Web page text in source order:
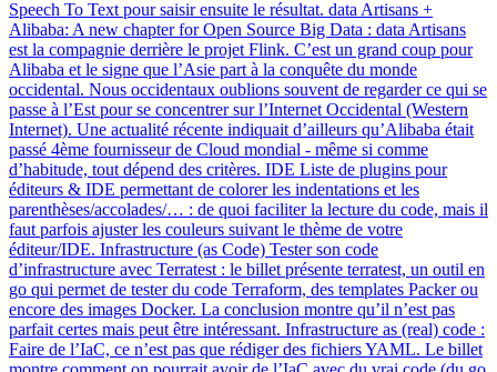
Speech To Text pour saisir ensuite le résultat. data Artisans +
Alibaba: A new chapter for Open Source Big Data : data Artisans
est la compagnie derrière le projet Flink. C’est un grand coup pour
Alibaba et le signe que l’Asie part à la conquête du monde
occidental. Nous occidentaux oublions souvent de regarder ce qui se
passe à l’Est pour se concentrer sur l’Internet Occidental (Western
Internet). Une actualité récente indiquait d’ailleurs qu’Alibaba était
passé 4ème fournisseur de Cloud mondial - même si comme
d’habitude, tout dépend des critères. IDE Liste de plugins pour
éditeurs & IDE permettant de colorer les indentations et les
parenthèses/accolades/… : de quoi faciliter la lecture du code, mais il
faut parfois ajuster les couleurs suivant le thème de votre
éditeur/IDE. Infrastructure (as Code) Tester son code
d’infrastructure avec Terratest : le billet présente terratest, un outil en
go qui permet de tester du code Terraform, des templates Packer ou
encore des images Docker. La conclusion montre qu’il n’est pas
parfait certes mais peut être intéressant. Infrastructure as (real) code :
Faire de l’IaC, ce n’est pas que rédiger des fichiers YAML. Le billet